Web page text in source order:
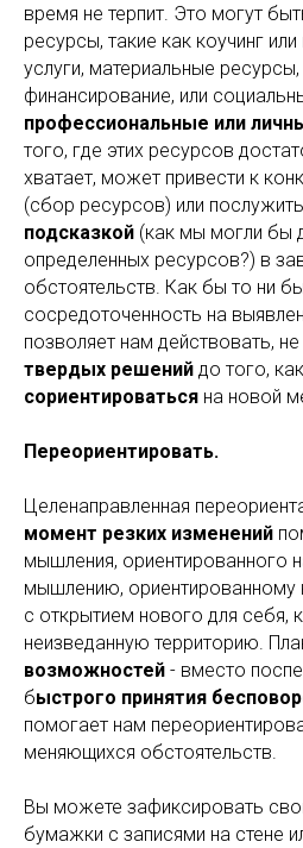
время не терпит. Это могут
ресурсы, такие как коучинг
услуги, материальные ресурсы,
финансирование, или
профессиональные или
того, где этих ресурсов
хватает, может привести к
(сбор ресурсов) или послужить
подсказкой (как мы могли бы
определенных ресурсов?) в
обстоятельств. Как бы то ни
сосредоточенность на
позволяет нам действовать, не
твердых решений до того,
сориентироваться на новой
Переориентировать.
Целенаправленная
момент резких изменений
мышления, ориентированного
мышлению, ориентированному
с открытием нового для себя,
неизведанную территорию.
возможностей - вместо
быстрого принятия
помогает нам
меняющихся обстоятельств.
Вы можете зафиксировать
бумажки с записями на стене